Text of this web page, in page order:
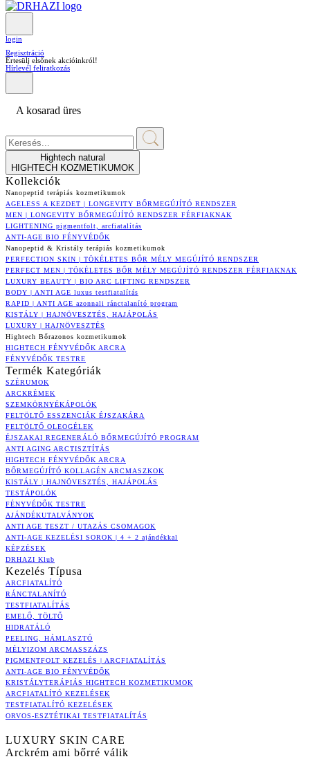
login
Regisztráció
Értesülj elsőnek akcióinkról!
Hírlevél feliratkozás
A kosarad üres
Hightech natural
HIGHTECH KOZMETIKUMOK
Kollekciók
Nanopeptid terápiás kozmetikumok
AGELESS A KEZDET | LONGEVITY BŐRMEGÚJÍTÓ RENDSZER
MEN | LONGEVITY BŐRMEGÚJÍTÓ RENDSZER FÉRFIAKNAK
LIGHTENING pigmentfolt, arcfiatalítás
ANTI-AGE BIO FÉNYVÉDŐK
Nanopeptid & Kristály terápiás kozmetikumok
PERFECTION SKIN | TÖKÉLETES BŐR MÉLY MEGÚJÍTÓ RENDSZER
PERFECT MEN | TÖKÉLETES BŐR MÉLY MEGÚJÍTÓ RENDSZER FÉRFIAKNAK
LUXURY BEAUTY | BIO ARC LIFTING RENDSZER
BODY | ANTI AGE luxus testfiatalítás
RAPID | ANTI AGE azonnali ránctalanító program
KISTÁLY | HAJNÖVESZTÉS, HAJÁPOLÁS
LUXURY | HAJNÖVESZTÉS
Hightech Bőrazonos kozmetikumok
HIGHTECH FÉNYVÉDŐK ARCRA
FÉNYVÉDŐK TESTRE
Termék Kategóriák
SZÉRUMOK
ARCKRÉMEK
SZEMKÖRNYÉKÁPOLÓK
FELTÖLTŐ ESSZENCIÁK ÉJSZAKÁRA
FELTÖLTŐ OLEOGÉLEK
ÉJSZAKAI REGENERÁLÓ BŐRMEGÚJÍTÓ PROGRAM
ANTI AGING ARCTISZTÍTÁS
HIGHTECH FÉNYVÉDŐK ARCRA
BŐRMEGÚJÍTÓ KOLLAGÉN ARCMASZKOK
KISTÁLY | HAJNÖVESZTÉS, HAJÁPOLÁS
TESTÁPOLÓK
FÉNYVÉDŐK TESTRE
AJÁNDÉKUTALVÁNYOK
ANTI AGE TESZT / UTAZÁS CSOMAGOK
ANTI-AGE KEZELÉSI SOROK | 4 + 2 ajándékkal
KÉPZÉSEK
DRHAZI Klub
Kezelés Típusa
ARCFIATALÍTÓ
RÁNCTALANÍTÓ
TESTFIATALÍTÁS
EMELŐ, TÖLTŐ
HIDRATÁLÓ
PEELING, HÁMLASZTÓ
MÉLYIZOM ARCMASSZÁZS
PIGMENTFOLT KEZELÉS | ARCFIATALÍTÁS
ANTI-AGE BIO FÉNYVÉDŐK
KRISTÁLYTERÁPIÁS HIGHTECH KOZMETIKUMOK
ARCFIATALÍTÓ KEZELÉSEK
TESTFIATALÍTÓ KEZELÉSEK
ORVOS-ESZTÉTIKAI TESTFIATALÍTÁS
LUXURY SKIN CARE
Arckrém ami bőrré válik